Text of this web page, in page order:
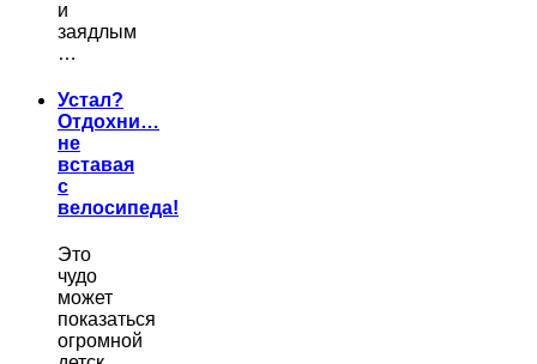
и
заядлым
…
Устал?
Отдохни…
не
вставая
с
велосипеда!
Это
чудо
может
показаться
огромной